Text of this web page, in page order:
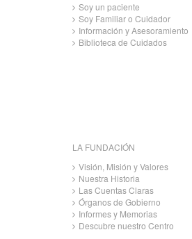
Soy un paciente
Soy Familiar o Cuidador
Información y Asesoramiento
Biblioteca de Cuidados
LA FUNDACIÓN
Visión, Misión y Valores
Nuestra Historia
Las Cuentas Claras
Órganos de Gobierno
Informes y Memorias
Descubre nuestro Centro